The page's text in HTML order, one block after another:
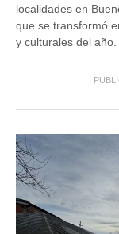
localidades en
que se transformó
y culturales del año.